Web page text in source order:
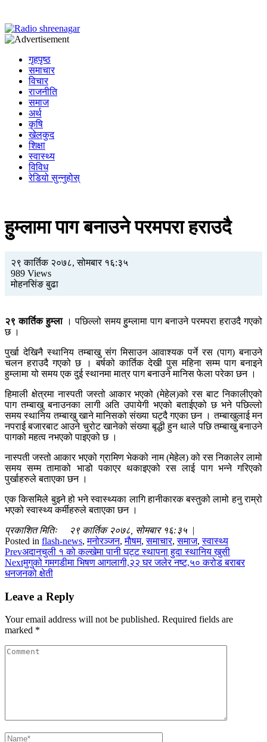
गृहपृष्ठ
समाचार
विचार
राजनीति
समाज
अर्थ
कृषि
खेलकुद
शिक्षा
स्वास्थ्य
विविध
रेडियो सुन्नुहोस्
हुुम्लामा पाग बनाउने परमपरा हराउदै
२९ कार्तिक २०७८, सोमबार १६:३५
989 Views
मोहनसिंङ बुढा
२९ कार्तिक हुम्ला। पछिल्लो समय हुुम्लामा पाग बनाउने परमपरा हराउदै गएको
छ ।
पुर्खा देखिनै स्थानिय तम्बाखु संग मिसाउन आवाश्यक पर्ने रस (पाग) बनाउने
चलन हराउदै गएको छ । बर्षको कार्तिक देखी पुस महिना सम्म पाग बनाइने
हुम्लामा यो समय एक दुई स्थानमा मात्र पाग बनाउने मानिस फेला परेका छन ।
हिमाली क्षेत्रमा नास्पती जस्तो आकार भएको (मेहेल)को रस बाट निकालीएको
पाग तम्बाखु बनाउनका लागी अति उपायेगी भएको बताईएको छ भने पछिल्लो
समय स्थानिय तम्बाखु खाने मानिसको संख्या घट्दै गएका छन । तम्बाखुलाई मन
नपराई बजारबाट आउने चुरोट खानेको संख्या बृद्धी हुन थाले पछि तम्बाखु बनाउने
पागको महत्व नभएको पाइएको छ ।
नास्पती जस्तो आकार भएको ग्रामिण भेकको नाम (मेहेल) को रस निकालेर लामो
समय सम्म तामाको भाडो पकाएर थकाइएको रस लाई पाग भन्ने गरिएको
पुर्खाहरुले बताएका छन ।
एक किसमिले बुझ्ने हो भने स्वास्थ्यका लागि हानीकारक बस्तुको लामो हनु राम्रो
भएको स्वास्थ्य कर्मीहरुले बताएका छन ।
प्रकाशित मितिः २९ कार्तिक २०७८, सोमबार १६:३५ |
Posted in flash-news,मनोरञ्जन,माैषम,समाचार,समाज,स्वास्थ्य
Prevअदानचुली १ को कल्खेमा पानी घट्ट स्थापना हुदा स्थानिय खुसी
Nextमुगुको गमगडीमा भिषण आगलागी,२२ घर जलेर नष्ट,५० करोड बराबर
धनजनको क्षेती
Leave a Reply
Your email address will not be published. Required fields are
marked *